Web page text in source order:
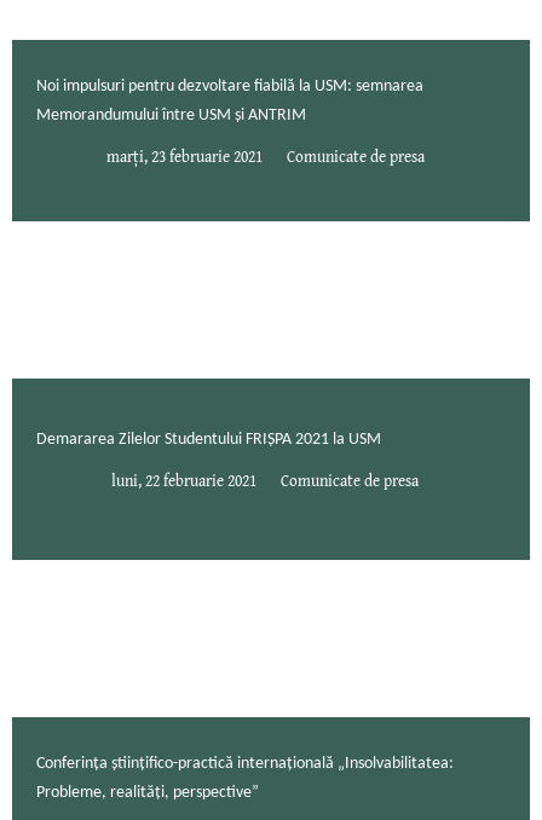
Noi impulsuri pentru dezvoltare fiabilă la USM: semnarea
Memorandumului între USM și ANTRIM
marți, 23 februarie 2021 Comunicate de presa
Demararea Zilelor Studentului FRIȘPA 2021 la USM
luni, 22 februarie 2021 Comunicate de presa
Conferința științifico-practică internaţională „Insolvabilitatea:
Probleme, realități, perspective”